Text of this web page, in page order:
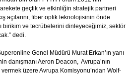
geçtik ve etkinliğin stratejik partneri
açılarını, fiber optik teknolojisinin önde
birikim ve tecrübelerini dinleyeceğimiz, sektör
dedi.
Genel Müdürü Murat Erkan’ın yanı
danışmanı Aeron Deacon, Avrupa’nın
üzere Avrupa Komisyonu’ndan Wolf-